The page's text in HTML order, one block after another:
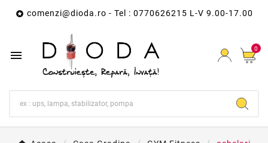
 comenzi@dioda.ro - Tel : 0770626215 L-V 9.00-17.00
 0